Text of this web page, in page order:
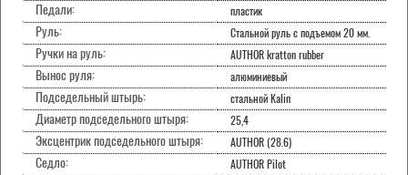
Педали: пластик
Руль: Стальной руль с подъемом 20 мм.
Ручки на руль: AUTHOR kratton rubber
Вынос руля: алюминиевый
Подседельный штырь: стальной Kalin
Диаметр подседельного штыря: 25,4
Эксцентрик подседельного штыря: AUTHOR (28.6)
Седло: AUTHOR Pilot